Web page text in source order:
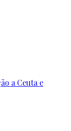
a Ceuta e